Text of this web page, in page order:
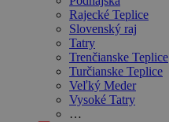
Rajecké Teplice
Slovenský raj
Tatry
Trenčianske Teplice
Turčianske Teplice
Veľký Meder
Vysoké Tatry
…